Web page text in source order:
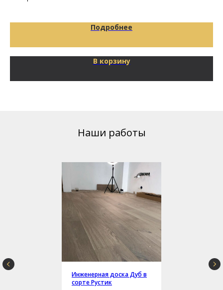
Подробнее
В корзину
Наши работы
Инженерная доска Дуб в
сорте Рустик